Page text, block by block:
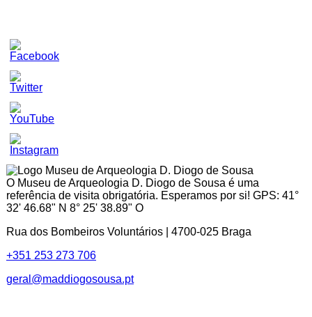
Set
Youtube
Channel
ID
O Museu de Arqueologia D. Diogo de Sousa é uma
referência de visita obrigatória. Esperamos por si! GPS: 41°
32' 46.68" N 8° 25' 38.89" O
Rua dos Bombeiros Voluntários | 4700-025 Braga
+351 253 273 706
geral@maddiogosousa.pt